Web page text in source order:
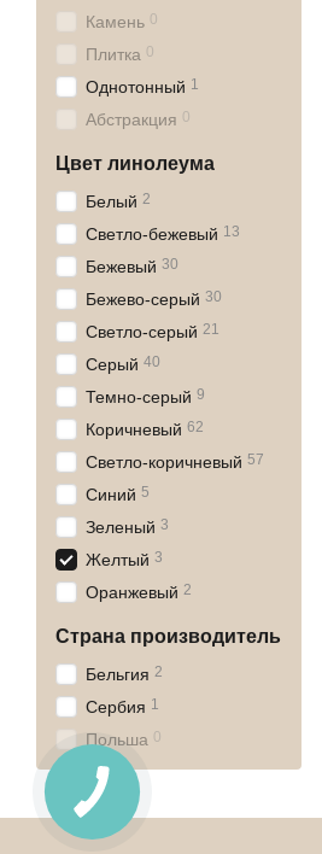
Камень 0
Плитка 0
Однотонный 1
Абстракция 0
Цвет линолеума
Белый 2
Светло-бежевый 13
Бежевый 30
Бежево-серый 30
Светло-серый 21
Серый 40
Темно-серый 9
Коричневый 62
Светло-коричневый 57
Синий 5
Зеленый 3
Желтый 3
Оранжевый 2
Страна производитель
Бельгия 2
Сербия 1
Польша 0